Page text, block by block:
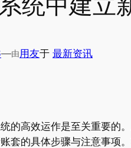
—由用友于 最新资讯
的高效运作是至关重要的
套的具体步骤与注意事项